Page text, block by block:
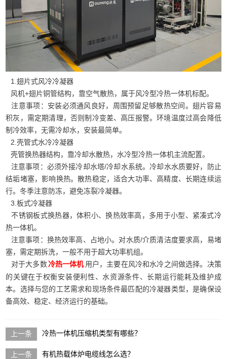
1.翅片式风冷冷凝器
风机+翅片铜管结构，靠空气散热，属于风冷型冷热一体机标配。
注意事项：安装必须通风良好，周围预留足够散热空间。翅片容易
积灰，需定期清理，否则制冷变差、高压报警。环境温度过高会降低
制冷效率，无需冷却水，安装最简单。
2.壳管式水冷冷凝器
壳管换热器结构，靠冷却水散热，水冷型冷热一体机主流配置。
注意事项：必须外接冷却水塔/冷却水系统。冷却水水质要好，防止
结垢堵塞，影响换热。散热稳定，适合大功率、高精度、长期连续运
行。冬季注意防冻，避免冻裂冷凝器。
3.板式冷凝器
不锈钢板式换热器，体积小、换热效率高，多用于小型、紧凑式冷
热一体机。
注意事项：换热效率高、占地小。对水质/介质清洁度要求高，易堵
塞，需定期拆洗，一般不用于超大功率机组。
对于大多数冷热一体机 用户，主要在风冷和水冷之间做选择。决策
的关键在于权衡安装便利性、水资源条件、长期运行能耗及维护成
本。选择与您的工艺需求和现场条件最匹配的冷凝器类型，是确保设
备高效、稳定、经济运行的基础。
冷热一体机压缩机类型有哪些？
有机热载体炉电缆线怎么选？